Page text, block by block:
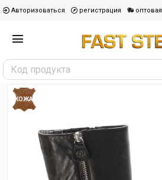
Авторизоваться регистрация оптовая
КОЖА